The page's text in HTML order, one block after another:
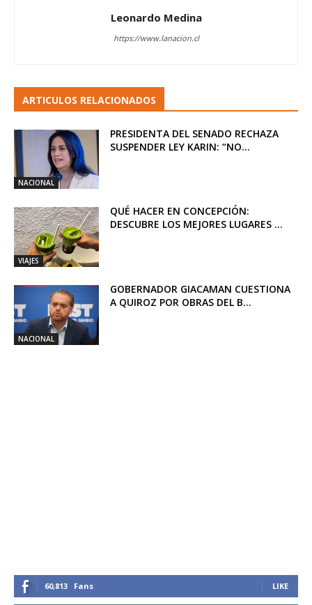
Leonardo Medina
https://www.lanacion.cl
ARTICULOS RELACIONADOS
NACIONAL
PRESIDENTA DEL SENADO RECHAZA
SUSPENDER LEY KARIN: “NO...
VIAJES
QUÉ HACER EN CONCEPCIÓN:
DESCUBRE LOS MEJORES LUGARES ...
NACIONAL
GOBERNADOR GIACAMAN CUESTIONA
A QUIROZ POR OBRAS DEL B...
60,813 Fans LIKE